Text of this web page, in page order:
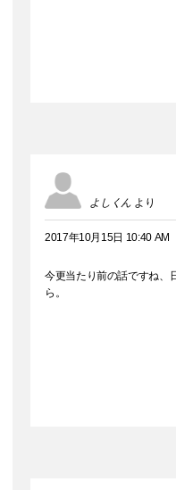
よしくん より
2017年10月15日 10:40 AM
今更当たり前の話ですね、
ら。